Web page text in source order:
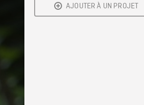
AJOUTER À UN PROJET